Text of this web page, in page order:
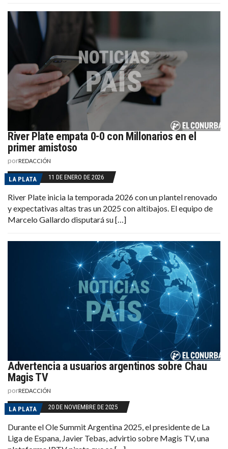
River Plate empata 0-0 con Millonarios en el
primer amistoso
porREDACCIÓN
LA PLATA 11 DE ENERO DE 2026
River Plate inicia la temporada 2026 con un plantel renovado
y expectativas altas tras un 2025 con altibajos. El equipo de
Marcelo Gallardo disputará su […]
Advertencia a usuarios argentinos sobre Chau
Magis TV
porREDACCIÓN
LA PLATA 20 DE NOVIEMBRE DE 2025
Durante el Ole Summit Argentina 2025, el presidente de La
Liga de Espana, Javier Tebas, advirtio sobre Magis TV, una